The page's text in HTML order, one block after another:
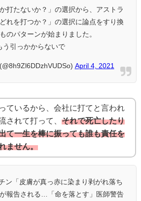
打たないか？」の選択から、アストラ
れを打つか？」の選択に論点をすり換
のパターンが始まりました。
う引っかからないで
April 4, 2021
ているから、会社に打てと言われ
されて打って、 それで死亡したり
て一生を棒に振っても誰も責任を
ません。
ン「皮膚が真っ赤に染まり剥がれ落ち
報告される…「命を落とす」医師警告